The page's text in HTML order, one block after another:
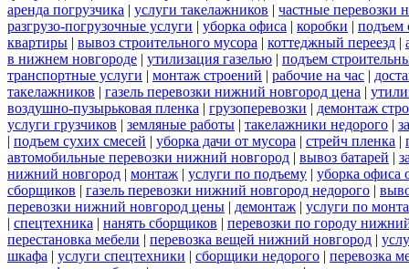
аренда погрузчика | услуги такелажников | частные перевозки
разгрузо-погрузочные услуги | уборка офиса | коробки | подъем
квартиры | вывоз строительного мусора | коттеджный переезд |
в нижнем новгороде | утилизация газелью | подъем
транспортные услуги | монтаж строений | рабочие на час |
такелажников | газель перевозки нижний новгород цена |
воздушно-пузырьковая пленка | грузоперевозки | демонтаж
услуги грузчиков | земляные работы | такелажники недорого |
| подъем сухих смесей | уборка дачи от мусора | стрейч пленка |
автомобильные перевозки нижний новгород | вывоз батарей |
нижний новгород | монтаж | услуги по подъему | уборка офиса
сборщиков | газель перевозки нижний новгород недорого |
перевозки нижний новгород цены | демонтаж | услуги по
| спецтехника | нанять сборщиков | перевозки по городу
перестановка мебели | перевозка вещей нижний новгород |
шкафа | услуги спецтехники | сборщики недорого | перевозка